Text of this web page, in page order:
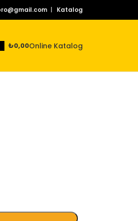
| Katalog
₺0,00Online Katalog